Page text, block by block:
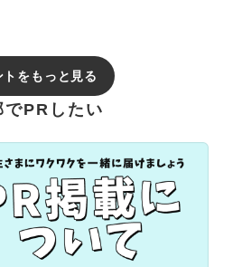
トをもっと見る
でPRしたい